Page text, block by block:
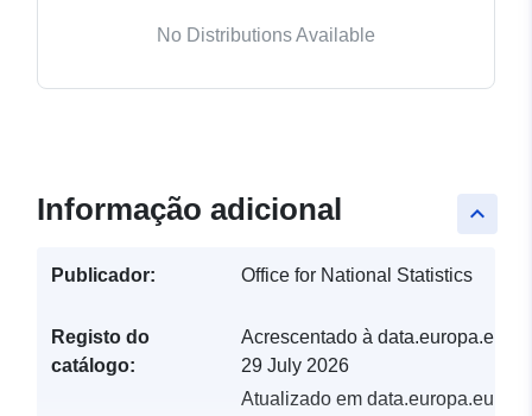
No Distributions Available
keyboard_arrow_up
Informação adicional
Publicador: Office for National Statistics
Registo do
catálogo:
Acrescentado à data.europa.eu:
29 July 2026
Atualizado em data.europa.eu: